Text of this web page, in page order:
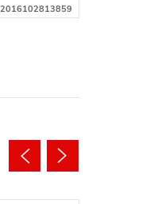
2016102813859